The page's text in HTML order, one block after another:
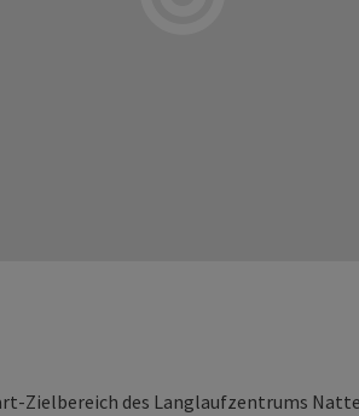
Zielbereich des Langlaufzentrums